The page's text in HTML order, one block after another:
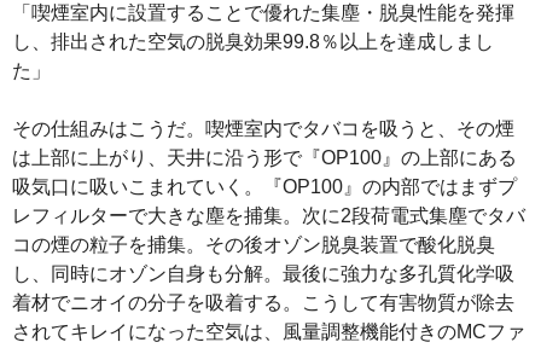
「喫煙室内に設置することで優れた集塵・脱臭性能を発揮
し、排出された空気の脱臭効果99.8％以上を達成しまし
た」
その仕組みはこうだ。喫煙室内でタバコを吸うと、その煙
は上部に上がり、天井に沿う形で『OP100』の上部にある
吸気口に吸いこまれていく。『OP100』の内部ではまずプ
レフィルターで大きな塵を捕集。次に2段荷電式集塵でタバ
コの煙の粒子を捕集。その後オゾン脱臭装置で酸化脱臭
し、同時にオゾン自身も分解。最後に強力な多孔質化学吸
着材でニオイの分子を吸着する。こうして有害物質が除去
されてキレイになった空気は、風量調整機能付きのMCファ